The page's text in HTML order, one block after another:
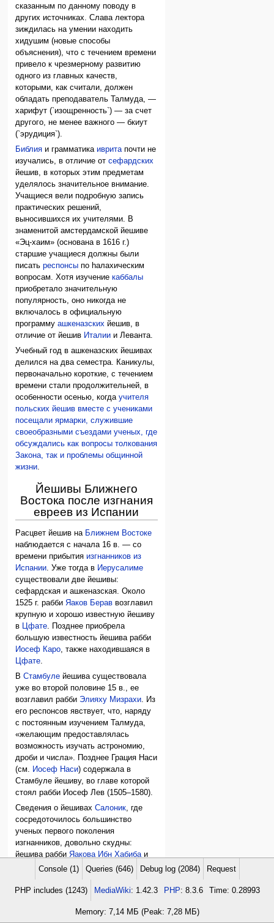
сказанным по данному поводу в
других источниках. Слава лектора
зиждилась на умении находить
хидушим (новые способы
объяснения), что с течением времени
привело к чрезмерному развитию
одного из главных качеств,
которыми, как считали, должен
обладать преподаватель Талмуда, —
харифут (`изощренность`) — за счет
другого, не менее важного — бкиут
(`эрудиция`).
Библия и грамматикаивритапочти не
изучались, в отличие отсефардских
йешив, в которых этим предметам
уделялось значительное внимание.
Учащиеся вели подробную запись
практических решений,
выносившихся их учителями. В
знаменитой амстердамской йешиве
«Эц-хаим» (основана в 1616 г.)
старшие учащиеся должны были
писатьреспонсы по hалахическим
вопросам. Хотя изучениекаббалы
приобретало значительную
популярность, оно никогда не
включалось в официальную
программуашкеназских йешив, в
отличие от йешив Италии и Леванта.
Учебный год в ашкеназских йешивах
делился на два семестра. Каникулы,
первоначально короткие, с течением
времени стали продолжительней, в
особенности осенью, когдаучителя
польских йешив вместе с учениками
посещали ярмарки, служившие
своеобразными съездами ученых, где
обсуждались как вопросы толкования
Закона, так и проблемы общинной
жизни.
Йешивы Ближнего
Востока после изгнания
евреев из Испании
Расцвет йешив на Ближнем Востоке
наблюдается с начала 16 в. — со
времени прибытияизгнанников из
Испании . Уже тогда в Иерусалиме
существовали две йешивы:
сефардская и ашкеназская. Около
1525 г. рабби Яаков Берав возглавил
крупную и хорошо известную йешиву
в
Цфате . Позднее приобрела
большую известность йешива рабби
Иосеф Каро , также находившаяся в
Цфате
ВСтамбуле йешива существовала
уже во второй половине 15 в., ее
возглавил рабби Элияху Мизрахи. Из
его респонсов явствует, что, наряду
с постоянным изучением Талмуда,
«желающим предоставлялась
возможность изучать астрономию,
дроби и числа». Позднее Грация Наси
(см. Иосеф Наси) содержала в
Стамбуле йешиву, во главе которой
стоял рабби Иосеф Лев (1505–1580).
Сведения о йешивахСалоник, где
сосредоточилось большинство
ученых первого поколения
изгнанников, довольно скудны:
йешива раббиЯакова Ибн Хабибаи
его сына рабби Леви, позднее
возглавлявшаяся рабби Иосефом
Тайтацаком (16 в.); йешива,
основанная Грацией Наси; йешива
рабби Шмуэля бен Моше де Медины
Console (1) Queries (646) Debug log (2084) Request
PHP includes (1243) MediaWiki: 1.42.3 PHP: 8.3.6 Time: 0.28993
Memory: 7,14 МБ (Peak: 7,28 МБ)